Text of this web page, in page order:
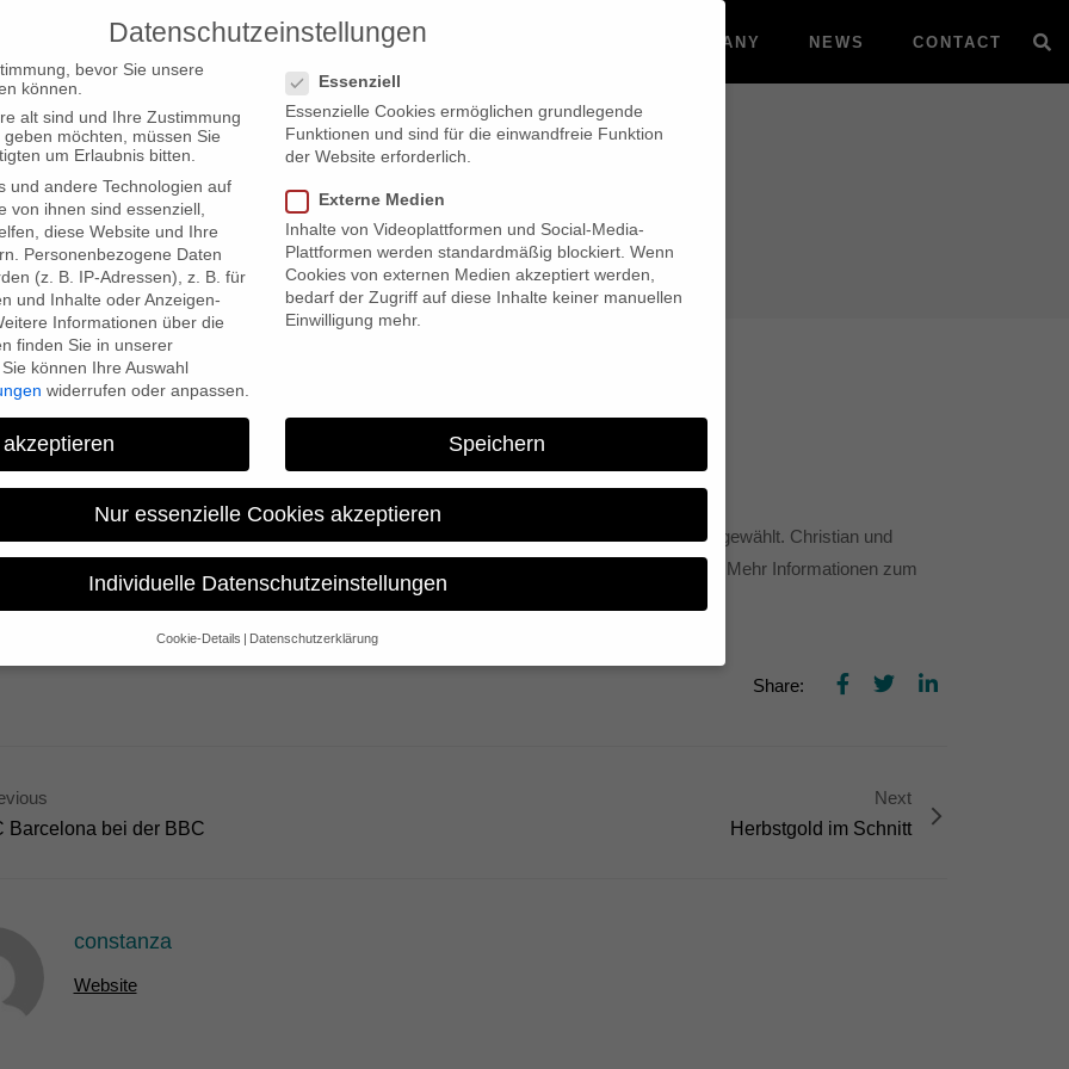
PRODUCTIONS COMPANY NEWS CONTACT
15. Doc/ Fests
Herbstgold – Auf dem Weg zur Alten WM wurde für den market des 15. Doc/ Fest ausgewählt. Christian und
Beetz sind auf dem Doc/ Fest anwesend, das vom 5.- 9. November in Sheffield stattfindet. Mehr Informationen zum
Share:
Barcelona bei der BBC
Next
Herbstgold im Schnitt
constanza
Website
Datenschutzeinstellungen
bevor Sie unsere
können.
alt sind und Ihre Zustimmung
möchten, müssen Sie
um Erlaubnis bitten.
und andere Technologien auf
von ihnen sind essenziell,
diese Website und Ihre
Personenbezogene Daten
(z. B. IP-Adressen), z. B. für
und Inhalte oder Anzeigen-
Informationen über die
finden Sie in unserer
Sie können Ihre Auswahl
widerrufen oder anpassen.
Essenziell
Essenzielle Cookies ermöglichen grundlegende
Funktionen und sind für die einwandfreie Funktion
der Website erforderlich.
Externe Medien
Inhalte von Videoplattformen und Social-Media-
Plattformen werden standardmäßig blockiert. Wenn
Cookies von externen Medien akzeptiert werden,
bedarf der Zugriff auf diese Inhalte keiner manuellen
Einwilligung mehr.
Speichern
Nur essenzielle Cookies akzeptieren
Individuelle Datenschutzeinstellungen
Cookie-Details Datenschutzerklärung
Datenschutzeinstellungen
z. B. für personalisierte Anzeigen und Inhalte oder Anzeigen- und Inhaltsmessung.
die Verwendung Ihrer Daten finden Sie in unserer
über alle verwendeten Cookies. Sie können Ihre Einwilligung zu ganzen Kategorien
Informationen anzeigen lassen und so nur bestimmte Cookies auswählen.
grundlegende Funktionen und sind für die einwandfreie Funktion der Website erforderlich.